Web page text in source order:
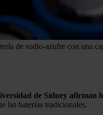
de sodio-azufre con una
de Sídney afirman
las baterías tradicionales.